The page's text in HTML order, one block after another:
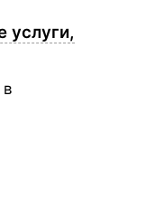
услуги,